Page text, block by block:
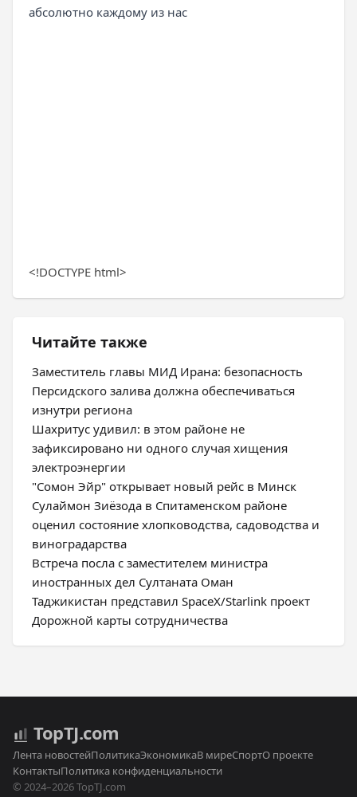
абсолютно каждому из нас
<!DOCTYPE html>
Читайте также
Заместитель главы МИД Ирана: безопасность
Персидского залива должна обеспечиваться
изнутри региона
Шахритус удивил: в этом районе не
зафиксировано ни одного случая хищения
электроэнергии
"Сомон Эйр" открывает новый рейс в Минск
Сулаймон Зиёзода в Спитаменском районе
оценил состояние хлопководства, садоводства и
виноградарства
Встреча посла с заместителем министра
иностранных дел Султаната Оман
Таджикистан представил SpaceX/Starlink проект
Дорожной карты сотрудничества
TopTJ.com
Лента новостейПолитикаЭкономикаВ миреСпортО проекте
КонтактыПолитика конфиденциальности
© 2024–2026 TopTJ.com